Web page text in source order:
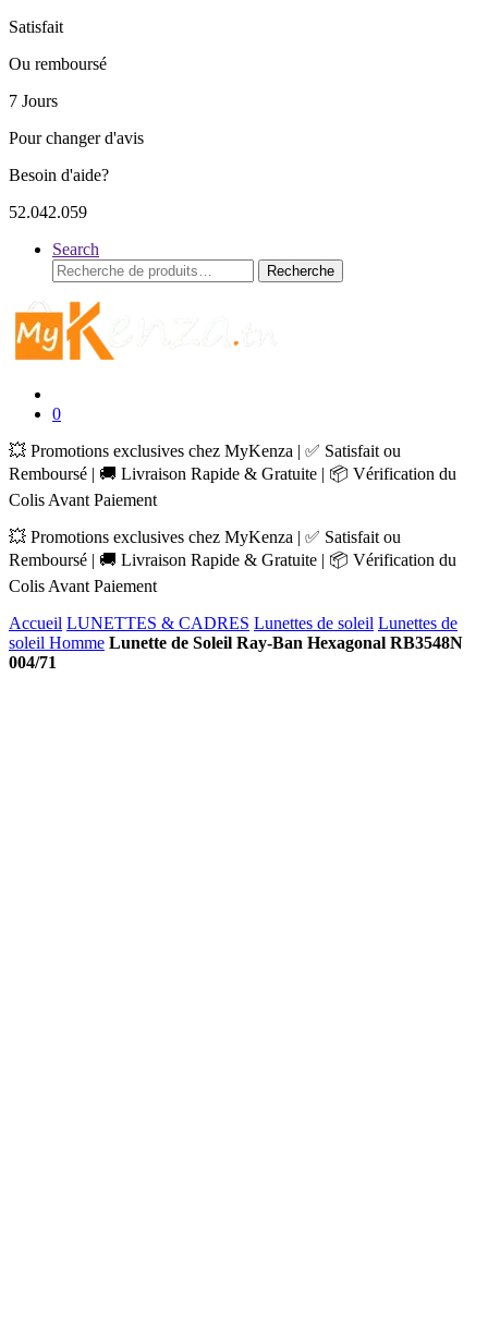
Satisfait
Ou remboursé
7 Jours
Pour changer d'avis
Besoin d'aide?
52.042.059
Search
Recherche
pour :
Recherche
0
💥 Promotions exclusives chez MyKenza | ✅ Satisfait ou
Remboursé | 🚚 Livraison Rapide & Gratuite | 📦 Vérification du
Colis Avant Paiement
💥 Promotions exclusives chez MyKenza | ✅ Satisfait ou
Remboursé | 🚚 Livraison Rapide & Gratuite | 📦 Vérification du
Colis Avant Paiement
Accueil LUNETTES & CADRES Lunettes de soleil Lunettes de
soleil Homme Lunette de Soleil Ray-Ban Hexagonal RB3548N
004/71